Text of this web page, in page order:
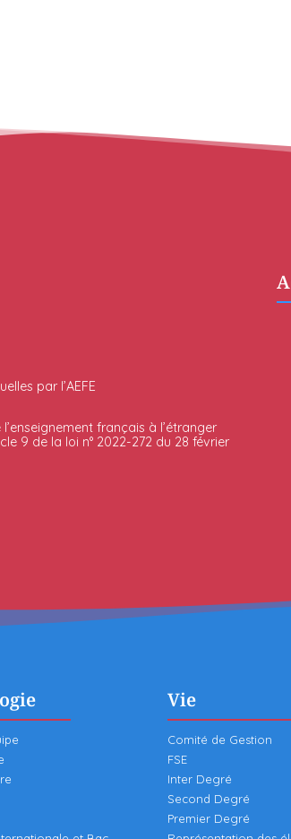
par l’AEFE
français à l’étranger
9 de la loi n° 2022-272 du 28 février
Vie
Comité de Gestion
FSE
Inter Degré
Second Degré
Premier Degré